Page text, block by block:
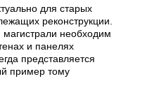
для старых
реконструкции.
необходим
и панелях
представляется
пример тому